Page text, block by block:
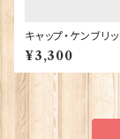
キャップ・ケンブリ
mbridge Univ.】
¥3,300